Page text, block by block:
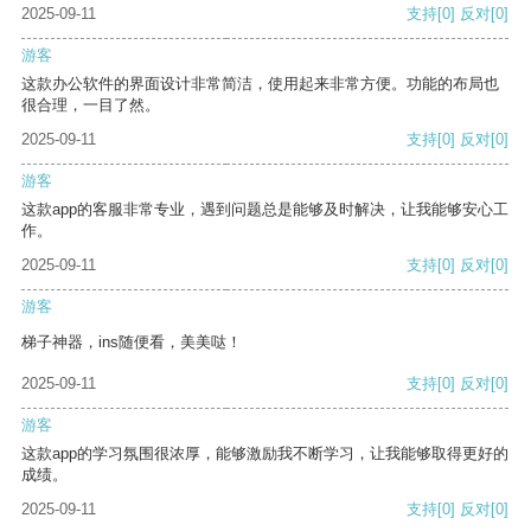
2025-09-11 支持[0] 反对[0]
游客
这款办公软件的界面设计非常简洁，使用起来非常方便。功能的布局也
很合理，一目了然。
2025-09-11
支持[0] 反对[0]
游客
这款app的客服非常专业，遇到问题总是能够及时解决，让我能够安心工
作。
2025-09-11
支持[0] 反对[0]
游客
梯子神器，ins随便看，美美哒！
2025-09-11 支持[0] 反对[0]
游客
这款app的学习氛围很浓厚，能够激励我不断学习，让我能够取得更好的
成绩。
2025-09-11
支持[0] 反对[0]